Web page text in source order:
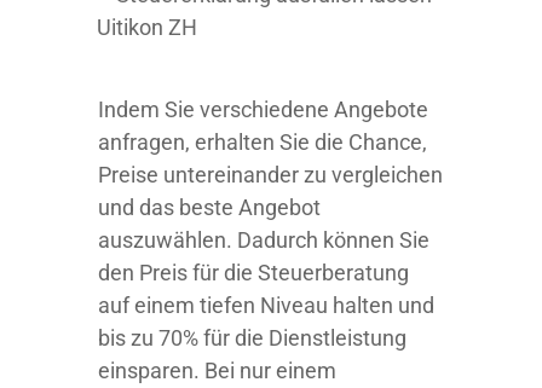
Indem Sie verschiedene Angebote
anfragen, erhalten Sie die Chance,
Preise untereinander zu vergleichen
und das beste Angebot
auszuwählen. Dadurch können Sie
den Preis für die Steuerberatung
auf einem tiefen Niveau halten und
bis zu 70% für die Dienstleistung
einsparen. Bei nur einem